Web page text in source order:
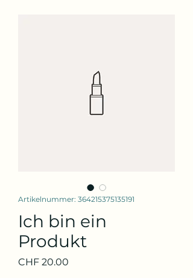
Artikelnummer: 364215375135191
Ich bin ein
Produkt
CHF 20.00